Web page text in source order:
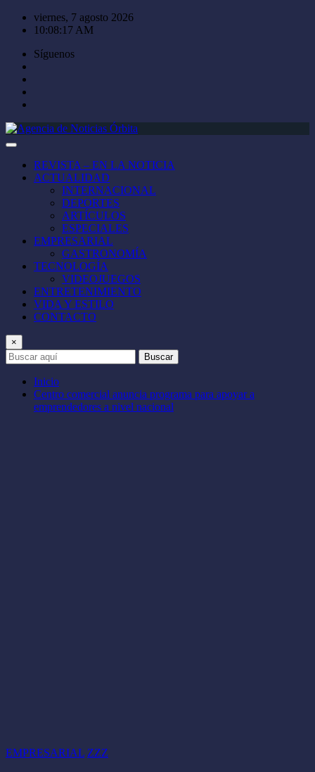
Saltar
viernes, 7 agosto 2026
10:08:18 AM
Síguenos
REVISTA – EN LA NOTICIA
ACTUALIDAD
INTERNACIONAL
DEPORTES
ARTÍCULOS
ESPECIALES
EMPRESARIAL
GASTRONOMÍA
TECNOLOGÍA
VIDEOJUEGOS
ENTRETENIMIENTO
VIDA Y ESTILO
CONTACTO
×
Buscar
Inicio
Centro comercial anuncia programa para apoyar a
emprendedores a nivel nacional
EMPRESARIAL ZZZ